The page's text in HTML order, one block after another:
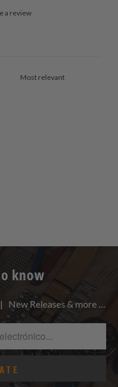
a review
know
New Releases & more …